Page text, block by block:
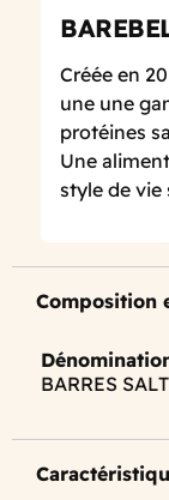
Créée en
une une
protéines
Une
style de vie
Composition
BARRES